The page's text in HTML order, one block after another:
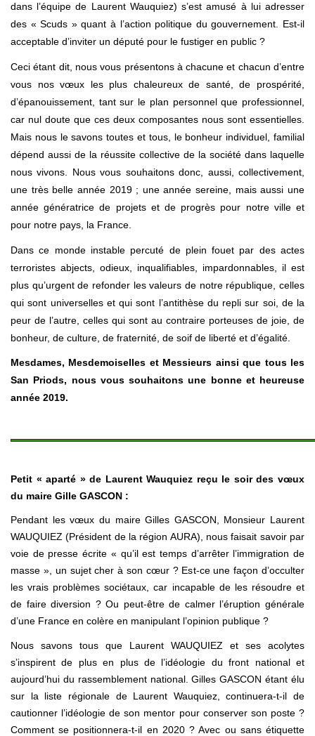
dans l’équipe de Laurent Wauquiez) s’est amusé à lui adresser
des « Scuds » quant à l’action politique du gouvernement. Est-il
acceptable d’inviter un député pour le fustiger en public ?
Ceci étant dit, nous vous présentons à chacune et chacun d’entre
vous nos vœux les plus chaleureux de santé, de prospérité,
d’épanouissement, tant sur le plan personnel que professionnel,
car nul doute que ces deux composantes nous sont essentielles.
Mais nous le savons toutes et tous, le bonheur individuel, familial
dépend aussi de la réussite collective de la société dans laquelle
nous vivons. Nous vous souhaitons donc, aussi, collectivement,
une très belle année 2019 ; une année sereine, mais aussi une
année génératrice de projets et de progrès pour notre ville et
pour notre pays, la France.
Dans ce monde instable percuté de plein fouet par des actes
terroristes abjects, odieux, inqualifiables, impardonnables, il est
plus qu’urgent de refonder les valeurs de notre république, celles
qui sont universelles et qui sont l’antithèse du repli sur soi, de la
peur de l’autre, celles qui sont au contraire porteuses de joie, de
bonheur, de culture, de fraternité, de soif de liberté et d’égalité.
Mesdames, Mesdemoiselles et Messieurs ainsi que tous les
San Priods, nous vous souhaitons une bonne et heureuse
année 2019.
Petit « aparté » de Laurent Wauquiez reçu le soir des vœux
du maire Gille GASCON :
Pendant les vœux du maire Gilles GASCON, Monsieur Laurent
WAUQUIEZ (Président de la région AURA), nous faisait savoir par
voie de presse écrite « qu’il est temps d’arrêter l’immigration de
masse », un sujet cher à son cœur ? Est-ce une façon d’occulter
les vrais problèmes sociétaux, car incapable de les résoudre et
de faire diversion ? Ou peut-être de calmer l’éruption générale
d’une France en colère en manipulant l’opinion publique ?
Nous savons tous que Laurent WAUQUIEZ et ses acolytes
s’inspirent de plus en plus de l’idéologie du front national et
aujourd’hui du rassemblement national. Gilles GASCON étant élu
sur la liste régionale de Laurent Wauquiez, continuera-t-il de
cautionner l’idéologie de son mentor pour conserver son poste ?
Comment se positionnera-t-il en 2020 ? Avec ou sans étiquette